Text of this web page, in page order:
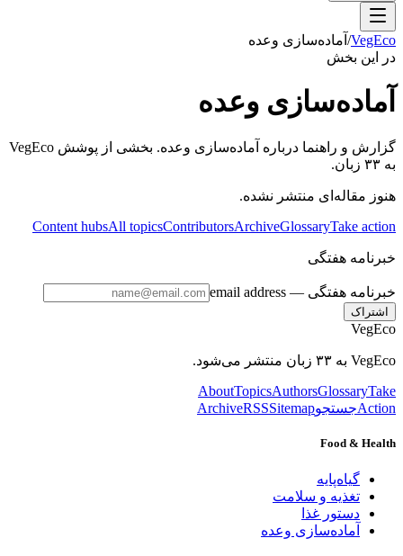
VegEco
/ آماده‌سازی وعده
در این بخش
آماده‌سازی وعده
گزارش و راهنما درباره آماده‌سازی وعده. بخشی از پوشش VegEco
به ۳۳ زبان.
هنوز مقاله‌ای منتشر نشده.
Content hubsAll topicsContributorsArchiveGlossaryTake action
خبرنامه هفتگی
خبرنامه هفتگی — email address
اشتراک
VegEco
VegEco به ۳۳ زبان منتشر می‌شود.
AboutTopicsAuthorsGlossaryTake
Actionجستجو ArchiveRSSSitemap
Food & Health
گیاه‌پایه
تغذیه و سلامت
دستور غذا
آماده‌سازی وعده